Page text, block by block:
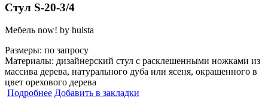
Стул S-20-3/4
Мебель now! by hulsta
Размеры: по запросу
Материалы: дизайнерский стул с расклешенными ножками из
массива дерева, натурального дуба или ясеня, окрашенного в
цвет орехового дерева
Подробнее Добавить в закладки